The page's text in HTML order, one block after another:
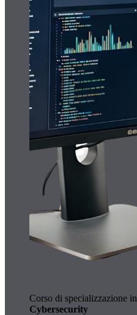
Corso di specializzazione in
Cybersecurity